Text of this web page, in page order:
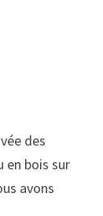
des
en bois sur
avons